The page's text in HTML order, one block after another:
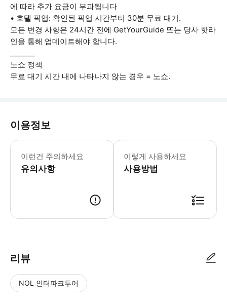
에 따라 추가 요금이 부과됩니다
• 호텔 픽업: 확인된 픽업 시간부터 30분 무료 대기.
모든 변경 사항은 24시간 전에 GetYourGuide 또는 당사 핫라
인을 통해 업데이트해야 합니다.
노쇼 정책
무료 대기 시간 내에 나타나지 않는 경우 = 노쇼.
이용정보
이런건 주의하세요
유의사항
1. 예약 후 적절한 운전자와 차량을
이렇게 사용하세요
사용방법
리뷰
NOL 인터파크투어